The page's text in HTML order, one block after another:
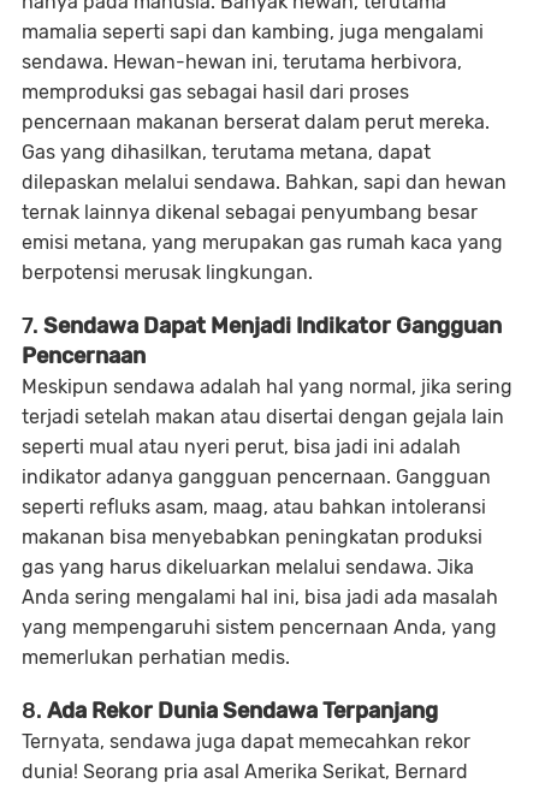
mamalia seperti sapi dan kambing, juga mengalami
sendawa. Hewan-hewan ini, terutama herbivora,
memproduksi gas sebagai hasil dari proses
pencernaan makanan berserat dalam perut mereka.
Gas yang dihasilkan, terutama metana, dapat
dilepaskan melalui sendawa. Bahkan, sapi dan hewan
ternak lainnya dikenal sebagai penyumbang besar
emisi metana, yang merupakan gas rumah kaca yang
berpotensi merusak lingkungan.
7. Sendawa Dapat Menjadi Indikator Gangguan
Pencernaan
Meskipun sendawa adalah hal yang normal, jika sering
terjadi setelah makan atau disertai dengan gejala lain
seperti mual atau nyeri perut, bisa jadi ini adalah
indikator adanya gangguan pencernaan. Gangguan
seperti refluks asam, maag, atau bahkan intoleransi
makanan bisa menyebabkan peningkatan produksi
gas yang harus dikeluarkan melalui sendawa. Jika
Anda sering mengalami hal ini, bisa jadi ada masalah
yang mempengaruhi sistem pencernaan Anda, yang
memerlukan perhatian medis.
8. Ada Rekor Dunia Sendawa Terpanjang
Ternyata, sendawa juga dapat memecahkan rekor
dunia! Seorang pria asal Amerika Serikat, Bernard